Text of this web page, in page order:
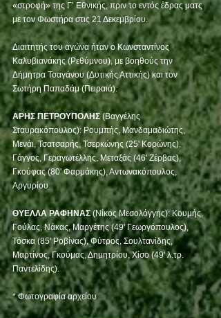
«στροφή» της Γ’ Εθνικής, πριν το εντός έδρας ματς
με τον Φωστήρα στις 21 Δεκεμβρίου.
Διαιτητής του αγώνα ήταν ο Κωνσταντίνος
Καλυβιανάκης (Ρεθύμνου), με βοηθούς την
Δήμητρα Τσαγάνου (Δυτικής Αττικής) και τον
Σωτήρη Παπαδάμ (Πειραιά).
ΑΡΗΣ ΠΕΤΡΟΥΠΟΛΗΣ (Βαγγέλης
Σταυρακόπουλος): Ρουμπής, Μανδαμαδιώτης,
Μενάι, Τσατσαρής, Τσερκώνης (25' Κορώνης),
Γάγγος, Γεραγωτέλλης, Μεταξάς (46' Ζέρβας),
Γκούφας (80' Φαρμάκης), Αντωνακόπουλος,
Αργυρίου
ΘΥΕΛΛΑ ΡΑΦΗΝΑΣ (Νίκος Μεσολόγγης): Κουμής,
Γούλας, Νάκας, Μαργέτης (49' Γεωργόπουλος),
Τόσκα (85' Ροβίνας), Φύτρος, Σουλτανίδης,
Μαρτίνος, Γκούμας, Δημητρίου, Χίσο (49' λ.τρ.
Παντελίδης).
* Φωτογραφία αρχείου